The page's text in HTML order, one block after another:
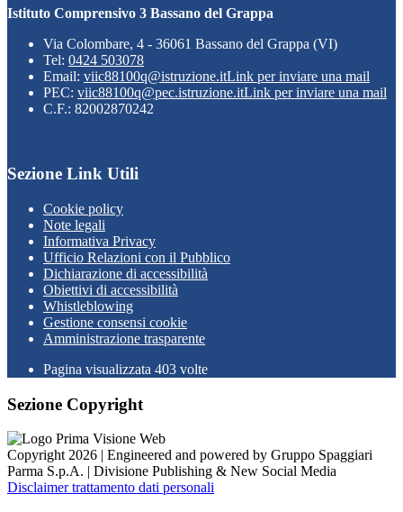
Istituto Comprensivo 3 Bassano del Grappa
Via Colombare, 4 - 36061 Bassano del Grappa (VI)
Tel: 0424 503078
Email: viic88100q@istruzione.itLink per inviare una mail
PEC: viic88100q@pec.istruzione.itLink per inviare una mail
C.F.: 82002870242
Sezione Link Utili
Cookie policy
Note legali
Informativa Privacy
Ufficio Relazioni con il Pubblico
Dichiarazione di accessibilità
Obiettivi di accessibilità
Whistleblowing
Gestione consensi cookie
Amministrazione trasparente
Pagina visualizzata 403 volte
Sezione Copyright
Copyright 2026 | Engineered and powered by Gruppo Spaggiari
Parma S.p.A. | Divisione Publishing & New Social Media
Disclaimer trattamento dati personali